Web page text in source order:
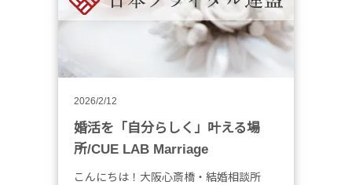
2026/2/12
婚活を「自分らしく」叶える場
所/CUE LAB Marriage
こんにちは！大阪心斎橋・結婚相談所